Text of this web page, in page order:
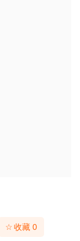
☆收藏 0